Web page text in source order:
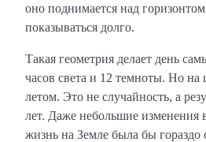
оно поднимается над
показываться долго.
Такая геометрия делает день
часов света и 12 темноты. Но
летом. Это не случайность, а
лет. Даже небольшие изменения
жизнь на Земле была бы гораздо